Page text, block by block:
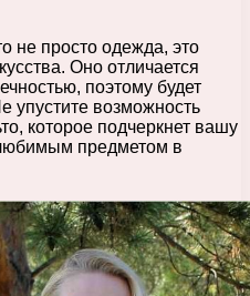
не просто одежда, это
Оно отличается
поэтому будет
упустите возможность
которое подчеркнет вашу
предметом в